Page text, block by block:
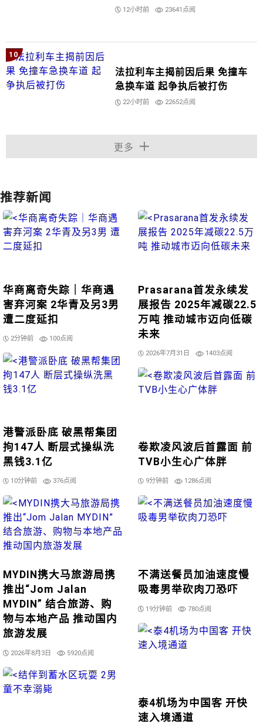
12小时前 23641点阅
10
法拉利车主揭前因后果 免撞车
急换车道 起争执后被打伤
22小时前 22652点阅
更多
推荐新闻
华商离奇失踪｜华商遇
害弃河案 2华青及另3男
遭二度延扣
2分钟前 100点阅
Prasarana首发永续发
展报告 2025年减碳22.5
万吨 推动城市迈向低碳
未来
2026年7月31日 1403点阅
港警派卧底 破黑帮集团
拘147人 断层式操纵洗
黑钱3.1亿
10分钟前 376点阅
卷欺凌风波后首露面 前
TVB小生心广体胖
9分钟前 1286点阅
MYDIN携大马旅游局携
推出“Jom Jalan
MYDIN” 结合旅游、购
物与本地产品 推动国内
旅游发展
2026年8月3日 5920点阅
不满送餐员加油速度慢
吸毒男举砍肉刀恐吓
19分钟前 780点阅
泰4机场为中国客 开快
速入境通道